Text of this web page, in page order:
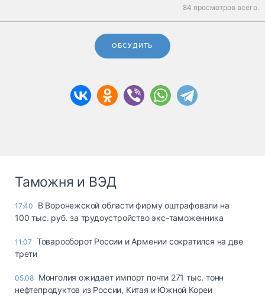
84 просмотров всего.
ОБСУДИТЬ
Таможня и ВЭД
17:40
В Воронежской области фирму оштрафовали на
100 тыс. руб. за трудоустройство экс-таможенника
11:07 Товарооборот России и Армении сократился на две
трети
05.08 Монголия ожидает импорт почти 271 тыс. тонн
нефтепродуктов из России, Китая и Южной Кореи